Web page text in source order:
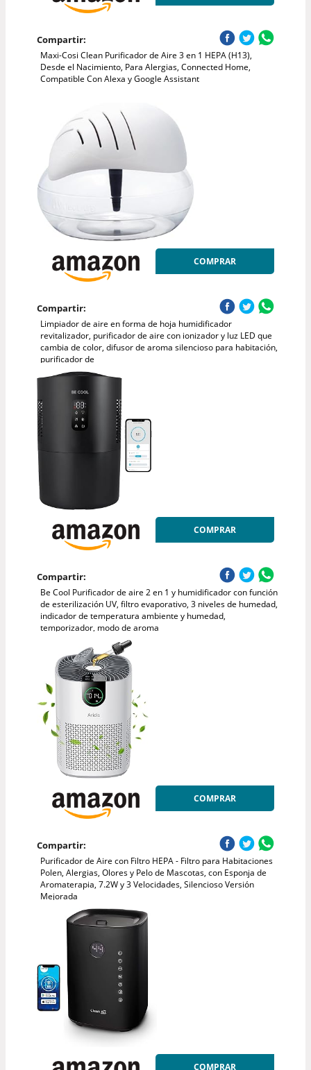
Compartir:
Maxi-Cosi Clean Purificador de Aire 3 en 1 HEPA (H13),
Desde el Nacimiento, Para Alergias, Connected Home,
Compatible Con Alexa y Google Assistant
COMPRAR
Compartir:
Limpiador de aire en forma de hoja humidificador
revitalizador, purificador de aire con ionizador y luz LED que
cambia de color, difusor de aroma silencioso para habitación,
purificador de
COMPRAR
Compartir:
Be Cool Purificador de aire 2 en 1 y humidificador con función
de esterilización UV, filtro evaporativo, 3 niveles de humedad,
indicador de temperatura ambiente y humedad,
temporizador, modo de aroma
COMPRAR
Compartir:
Purificador de Aire con Filtro HEPA - Filtro para Habitaciones
Polen, Alergias, Olores y Pelo de Mascotas, con Esponja de
Aromaterapia, 7.2W y 3 Velocidades, Silencioso Versión
Mejorada
COMPRAR